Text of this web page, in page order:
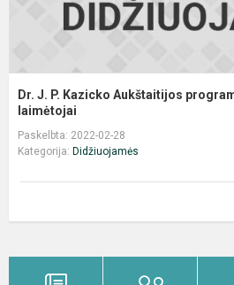
Dr. J. P. Kazicko Aukštaitijos
laimėtojai
Paskelbta: 2022-02-28
Kategorija: Didžiuojamės